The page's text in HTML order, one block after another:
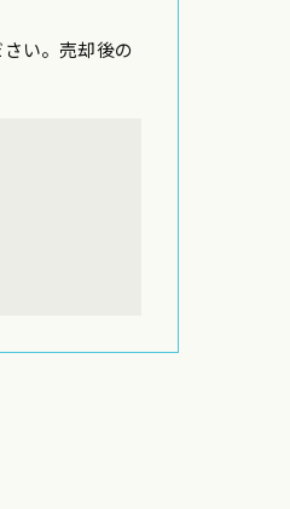
い。売却後の